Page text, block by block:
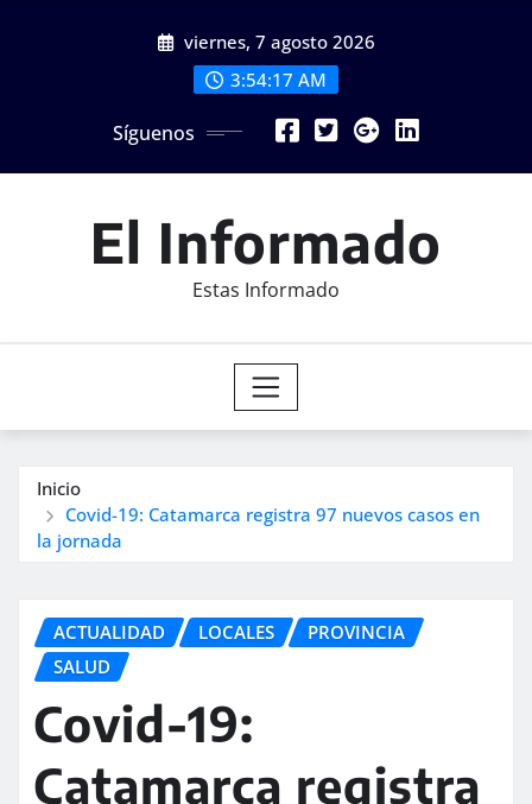
viernes, 7 agosto 2026
3:54:19 AM
Síguenos
El Informado
Estas Informado
Inicio
Covid-19: Catamarca registra 97 nuevos casos en
la jornada
ACTUALIDAD LOCALES
PROVINCIA
SALUD
Covid-19:
Catamarca registra